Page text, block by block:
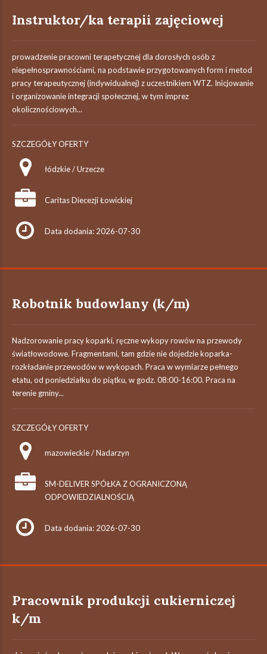
Instruktor/ka terapii zajęciowej
prowadzenie pracowni terapetycznej dla dorosłych osób z
niepełnosprawnościami, na podstawie przygotowanych form i metod
pracy terapeutycznej (indywidualnej) z uczestnikiem WTZ. Inicjowanie
i organizowanie integracji społecznej, w tym imprez
okolicznościowych...
SZCZEGÓŁY OFERTY
łódzkie / Urzecze
Caritas Diecezji Łowickiej
Data dodania: 2026-07-30
Robotnik budowlany (k/m)
Nadzorowanie pracy koparki, ręczne wykopy rowów na przewody
światłowodowe. Fragmentami, tam gdzie nie dojedzie koparka-
rozkładanie przewodów w wykopach. Praca w wymiarze pełnego
etatu, od poniedziałku do piątku, w godz. 08:00-16:00. Praca na
terenie gminy...
SZCZEGÓŁY OFERTY
mazowieckie / Nadarzyn
SM-DELIVER SPÓŁKA Z OGRANICZONĄ
ODPOWIEDZIALNOŚCIĄ
Data dodania: 2026-07-30
Pracownik produkcji cukierniczej
k/m